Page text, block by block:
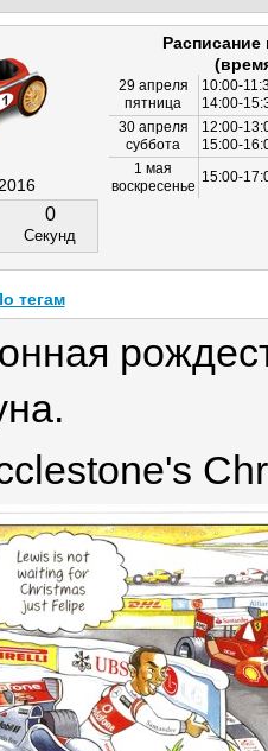
0
Секунд
29 апреля
пятница
10:00-
14:00-
30 апреля
суббота
12:00-
15:00-
1 мая
воскресенье
15:00-
тегам